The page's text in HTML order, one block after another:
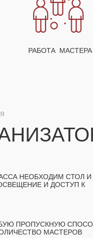
РАБОТА МАСТЕРА
НЕОБХОДИМ СТОЛ И
И ДОСТУП К
ПРОПУСКНУЮ
МАСТЕРОВ